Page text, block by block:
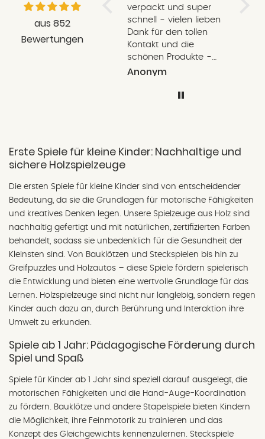
aus 852
Bewertungen
total toll!
Ich habe noch nie ein
so liebevoll verpacktes
Bestellung war
komme ich den Laden
besuchen!
verpackt und super
schnell - vielen lieben
Dank für den tollen
Kontakt und die
schönen Produkte -
unser Kind freut sich
Anonym
Erste Spiele für kleine Kinder: Nachhaltige und
sichere Holzspielzeuge
Die ersten Spiele für kleine Kinder sind von entscheidender
Bedeutung, da sie die Grundlagen für motorische Fähigkeiten
und kreatives Denken legen. Unsere Spielzeuge aus Holz sind
nachhaltig gefertigt und mit natürlichen, zertifizierten Farben
behandelt, sodass sie unbedenklich für die Gesundheit der
Kleinsten sind. Von Bauklötzen und Steckspielen bis hin zu
Greifpuzzles und Holzautos – diese Spiele fördern spielerisch
die Entwicklung und bieten eine wertvolle Grundlage für das
Lernen. Holzspielzeuge sind nicht nur langlebig, sondern regen
Kinder auch dazu an, durch Berührung und Interaktion ihre
Umwelt zu erkunden.
Spiele ab 1 Jahr: Pädagogische Förderung durch
Spiel und Spaß
Spiele für Kinder ab 1 Jahr sind speziell darauf ausgelegt, die
motorischen Fähigkeiten und die Hand-Auge-Koordination
zu fördern. Bauklötze und andere Stapelspiele bieten Kindern
die Möglichkeit, ihre Feinmotorik zu trainieren und das
Konzept des Gleichgewichts kennenzulernen. Steckspiele